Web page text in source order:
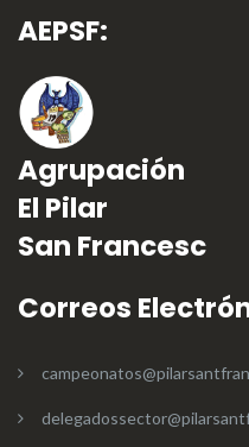
AEPSF:
Agrupación
El Pilar
San Francesc
Correos